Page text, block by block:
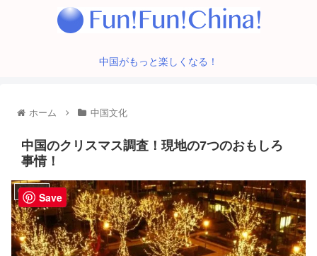
中国がもっと楽しくなる！
ホーム 中国文化
中国のクリスマス調査！現地の7つのおもしろ
事情！
中国文化Save